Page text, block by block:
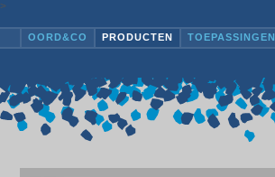
>
OORD&CO PRODUCTEN TOEPASSINGEN